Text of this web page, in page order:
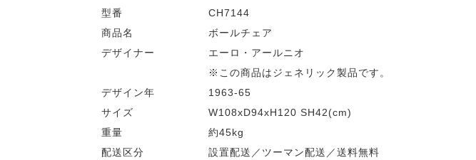
型番
CH7144
商品名
ボールチェア
デザイナー
エーロ・アールニオ
※この商品はジェネリック製品です。
デザイン年
1963-65
サイズ
W108xD94xH120 SH42(cm)
重量
約45kg
配送区分
設置配送／ツーマン配送／送料無料